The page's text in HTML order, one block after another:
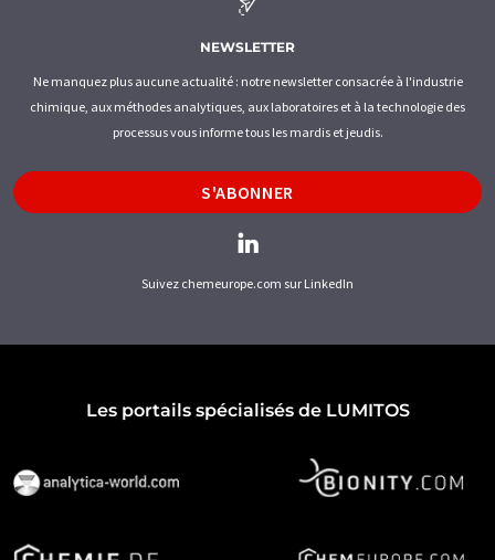
NEWSLETTER
Ne manquez plus aucune actualité : notre newsletter consacrée à l'industrie
chimique, aux méthodes analytiques, aux laboratoires et à la technologie des
processus vous informe tous les mardis et jeudis.
S'ABONNER
Suivez chemeurope.com sur LinkedIn
Les portails spécialisés de LUMITOS